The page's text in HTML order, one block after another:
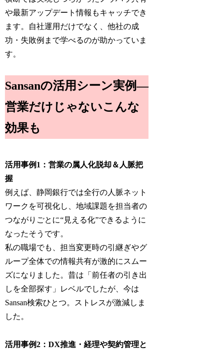
や最新アップデート情報もキャッチでき
ます。自社運用だけでなく、他社の成
功・失敗例まで学べるのが助かっていま
す。
Sansanの活用シーン実例―
営業だけじゃないこんな
効果も
活用事例1：営業の属人化脱却＆人脈把
握
例えば、静岡銀行では全行の人脈ネット
ワークを可視化し、地域課題を担当者の
つながりごとに“見える化”できるように
なったそうです。
私の職場でも、担当変更時の引継ぎやグ
ループ全体での情報共有が激的にスムー
ズになりました。昔は「前任者の引き出
しを全部探す」レベルでしたが、今は
Sansan検索ひとつ。ストレスが激減しま
した。
活用事例2：DX推進・経理や契約管理と